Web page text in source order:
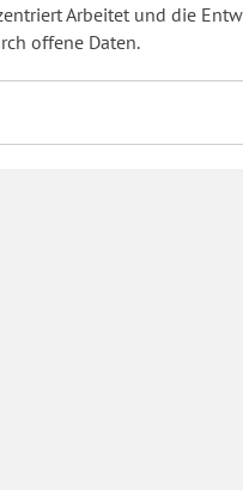
Arbeitet und die
offene Daten.